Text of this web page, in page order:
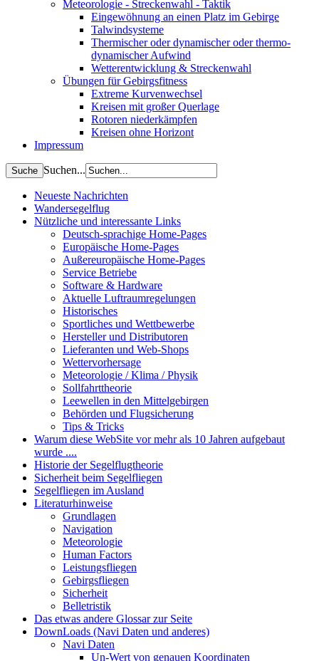
Meteorologie - Streckenwahl - Taktik
Eingewöhnung an einen Platz im Gebirge
Talwindsysteme
Thermischer oder dynamischer oder thermo-
dynamischer Aufwind
Wetterentwicklung & Streckenwahl
Übungen für Gebirgsfitness
Extreme Kurvenwechsel
Kreisen mit großer Querlage
Rotoren niederkämpfen
Kreisen ohne Horizont
Impressum
Suchen...
Neueste Nachrichten
Wandersegelflug
Nützliche und interessante Links
Deutsch-sprachige Home-Pages
Europäische Home-Pages
Außereuropäische Home-Pages
Service Betriebe
Software & Hardware
Aktuelle Luftraumregelungen
Historisches
Sportliches und Wettbewerbe
Hersteller und Distributoren
Lieferanten und Web-Shops
Wettervorhersage
Meteorologie / Klima / Physik
Sollfahrttheorie
Leewellen in den Mittelgebirgen
Behörden und Flugsicherung
Tips & Tricks
Warum diese WebSite vor mehr als 10 Jahren aufgebaut
wurde ....
Historie der Segelflugtheorie
Sicherheit beim Segelfliegen
Segelfliegen im Ausland
Literaturhinweise
Grundlagen
Navigation
Meteorologie
Human Factors
Leistungsfliegen
Gebirgsfliegen
Sicherheit
Belletristik
Das etwas andere Glossar zur Seite
DownLoads (Navi Daten und anderes)
Navi Daten
Un-Wert von genauen Koordinaten